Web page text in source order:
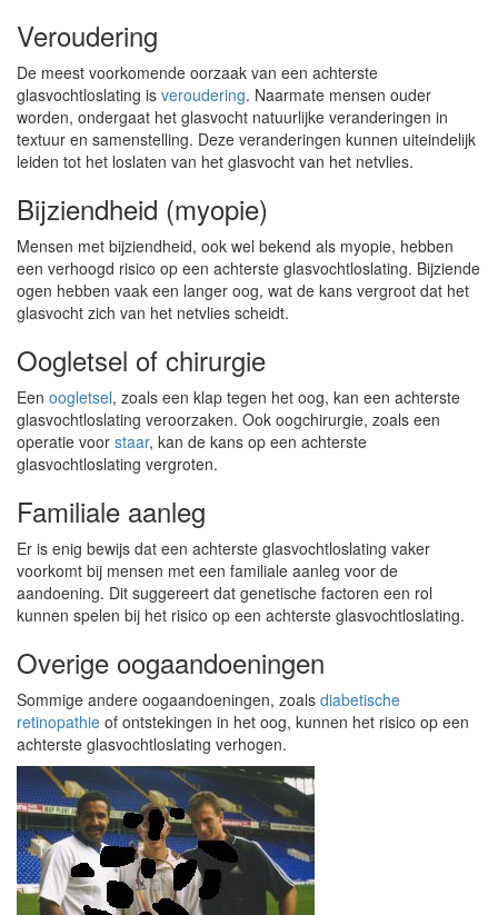
Veroudering
De meest voorkomende oorzaak van een achterste
glasvochtloslating is veroudering. Naarmate mensen ouder
worden, ondergaat het glasvocht natuurlijke veranderingen in
textuur en samenstelling. Deze veranderingen kunnen uiteindelijk
leiden tot het loslaten van het glasvocht van het netvlies.
Bijziendheid (myopie)
Mensen met bijziendheid, ook wel bekend als myopie, hebben
een verhoogd risico op een achterste glasvochtloslating. Bijziende
ogen hebben vaak een langer oog, wat de kans vergroot dat het
glasvocht zich van het netvlies scheidt.
Oogletsel of chirurgie
Een oogletsel, zoals een klap tegen het oog, kan een achterste
glasvochtloslating veroorzaken. Ook oogchirurgie, zoals een
operatie voor staar, kan de kans op een achterste
glasvochtloslating vergroten.
Familiale aanleg
Er is enig bewijs dat een achterste glasvochtloslating vaker
voorkomt bij mensen met een familiale aanleg voor de
aandoening. Dit suggereert dat genetische factoren een rol
kunnen spelen bij het risico op een achterste glasvochtloslating.
Overige oogaandoeningen
Sommige andere oogaandoeningen, zoals diabetische
retinopathie of ontstekingen in het oog, kunnen het risico op een
achterste glasvochtloslating verhogen.